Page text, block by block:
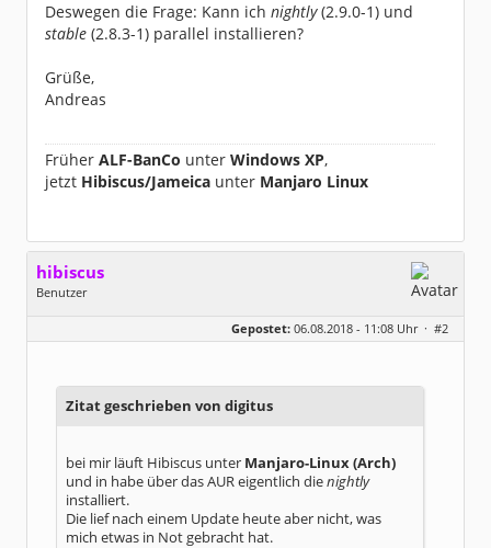
Deswegen die Frage: Kann ich nightly(2.9.0-1) und
stable (2.8.3-1) parallel installieren?
Grüße,
Andreas
Früher ALF-BanCo unter Windows XP,
jetzt Hibiscus/Jameica unter Manjaro Linux
hibiscus
Benutzer
Homepage:
willuhn.de/
Gepostet: 06.08.2018 - 11:08 Uhr · #2
Zitat geschrieben von digitus
bei mir läuft Hibiscus unter Manjaro-Linux (Arch)
und in habe über das AUR eigentlich dienightly
installiert.
Die lief nach einem Update heute aber nicht, was
mich etwas in Not gebracht hat.